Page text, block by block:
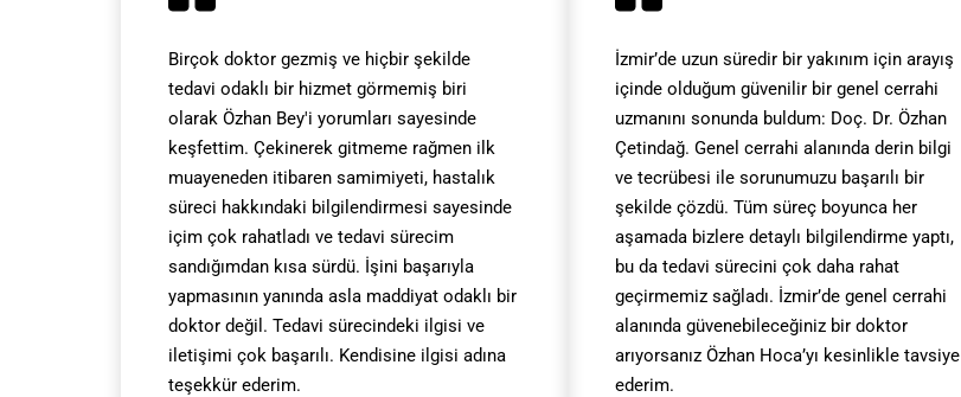
Birçok doktor gezmiş ve hiçbir şekilde
tedavi odaklı bir hizmet görmemiş biri
olarak Özhan Bey'i yorumları sayesinde
keşfettim. Çekinerek gitmeme rağmen ilk
muayeneden itibaren samimiyeti, hastalık
süreci hakkındaki bilgilendirmesi sayesinde
içim çok rahatladı ve tedavi sürecim
sandığımdan kısa sürdü. İşini başarıyla
yapmasının yanında asla maddiyat odaklı bir
doktor değil. Tedavi sürecindeki ilgisi ve
iletişimi çok başarılı. Kendisine ilgisi adına
teşekkür ederim.
İzmir’de uzun süredir bir yakınım için arayış
içinde olduğum güvenilir bir genel cerrahi
uzmanını sonunda buldum: Doç. Dr. Özhan
Çetindağ. Genel cerrahi alanında derin bilgi
ve tecrübesi ile sorunumuzu başarılı bir
şekilde çözdü. Tüm süreç boyunca her
aşamada bizlere detaylı bilgilendirme yaptı,
bu da tedavi sürecini çok daha rahat
geçirmemiz sağladı. İzmir’de genel cerrahi
alanında güvenebileceğiniz bir doktor
arıyorsanız Özhan Hoca’yı kesinlikle tavsiye
ederim.